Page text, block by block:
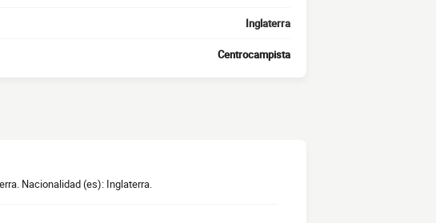
Inglaterra
Centrocampista
Nacionalidad (es): Inglaterra.